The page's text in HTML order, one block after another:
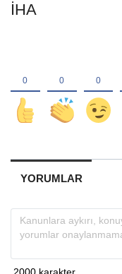
İHA
YORUMLAR